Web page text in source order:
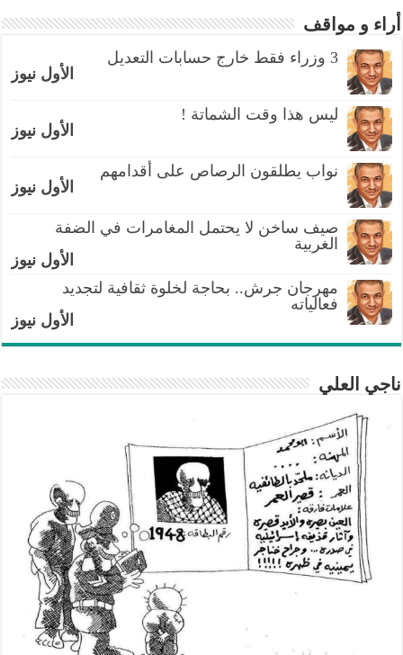
أراء و مواقف
3 وزراء فقط خارج حسابات التعديل
الأول نيوز
ليس هذا وقت الشماتة !
الأول نيوز
نواب يطلقون الرصاص على أقدامهم
الأول نيوز
صيف ساخن لا يحتمل المغامرات في الضفة
الغربية
الأول نيوز
مهرجان جرش.. بحاجة لخلوة ثقافية لتجديد
فعالياته
الأول نيوز
ناجي العلي